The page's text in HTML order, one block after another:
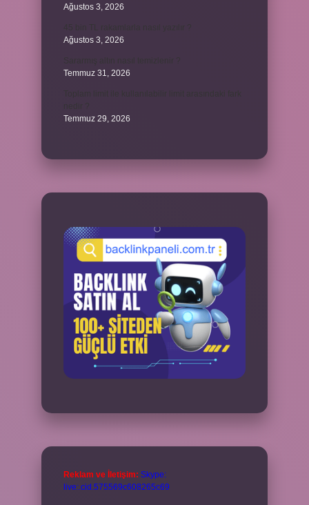
Ağustos 3, 2026
Ağustos 3, 2026
Temmuz 31, 2026
Temmuz 29, 2026
Reklam ve İletişim: Skype:
live:.cid.575569c608265c69